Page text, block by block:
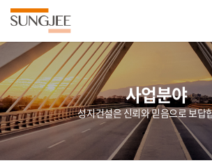
사업분야
성지건설은 신뢰와 믿음으로 보답